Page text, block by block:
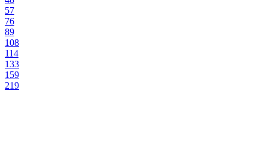
57
76
89
108
114
133
159
219